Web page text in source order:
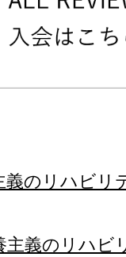
義のリハビリ
主義のリハビ